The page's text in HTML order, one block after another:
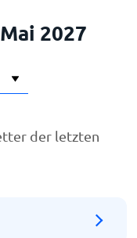
2027
der letzten